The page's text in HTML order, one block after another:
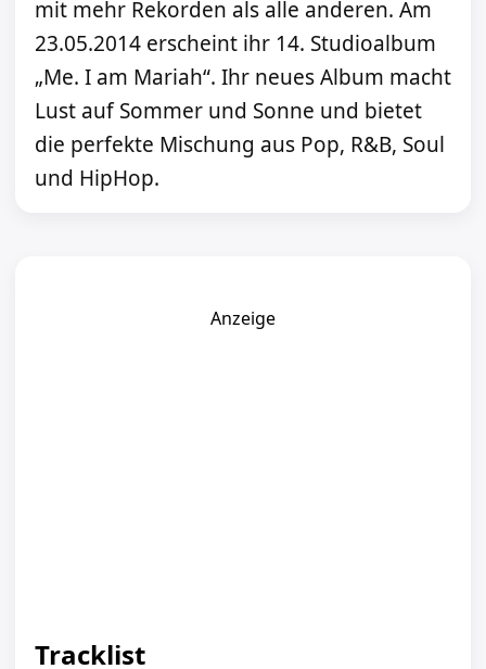
mit mehr Rekorden als alle anderen. Am
23.05.2014 erscheint ihr 14. Studioalbum
„Me. I am Mariah“. Ihr neues Album macht
Lust auf Sommer und Sonne und bietet
die perfekte Mischung aus Pop, R&B, Soul
und HipHop.
Anzeige
Tracklist